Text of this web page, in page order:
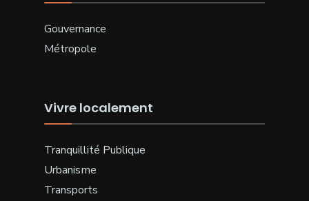
Gouvernance
Métropole
Vivre localement
Tranquillité Publique
Urbanisme
Transports